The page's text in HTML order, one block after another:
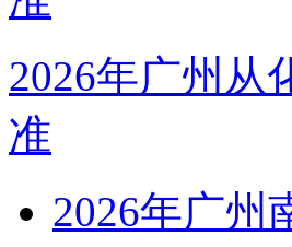
2026年广州从
准
2026年广州